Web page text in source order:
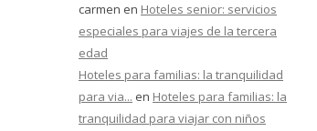
carmen en Hoteles senior: servicios
especiales para viajes de la tercera
edad
Hoteles para familias: la tranquilidad
para via... en Hoteles para familias: la
tranquilidad para viajar con niños